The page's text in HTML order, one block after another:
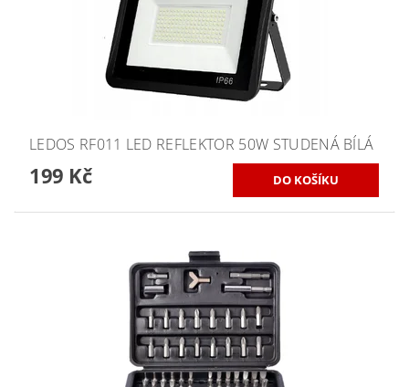
LEDOS RF011 LED REFLEKTOR 50W STUDENÁ BÍLÁ
199 Kč